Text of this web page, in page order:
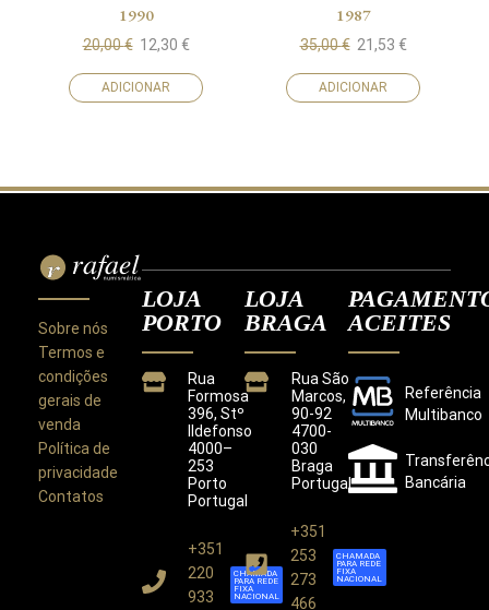
1990
20,00€ 12,30 €
ADICIONAR
1987
35,00€ 21,53 €
ADICIONAR
Este site utiliza cookies para melhorar a sua
Ao utilizar este site concorda com a nossaPolítica de
Sobre nós
Termos e
condições
gerais de
venda
Política de
privacidade
Contatos
LOJA
PORTO
Rua
Formosa
396, Stº
Ildefonso
4000–
253
Porto
Portugal
+351
220
933
CHAMADA
PARA REDE
FIXA
NACIONAL
LOJA
BRAGA
Rua São
Marcos,
90-92
4700-
030
Braga
Portugal
+351
253
273
466
CHAMADA
PARA REDE
FIXA
NACIONAL
ACEITES
Referência
Multibanco
Bancária